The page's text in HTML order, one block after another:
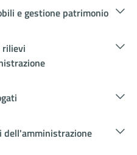
e gestione patrimonio
rilievi
dell'amministrazione